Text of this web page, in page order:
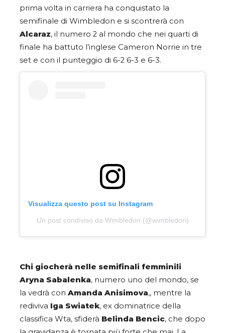
prima volta in carriera ha conquistato la
semifinale di Wimbledon e si scontrerà con
Alcaraz, il numero 2 al mondo che nei quarti di
finale ha battuto l’inglese Cameron Norrie in tre
set e con il punteggio di 6-2 6-3 e 6-3.
Visualizza questo post su Instagram
Un post condiviso da Wimbledon (@wimbledon)
Chi giocherà nelle semifinali femminili
Aryna Sabalenka, numero uno del mondo, se
la vedrà con Amanda Anisimova,, mentre la
rediviva Iga Swiatek, ex dominatrice della
classifica Wta, sfiderà Belinda Bencic, che dopo